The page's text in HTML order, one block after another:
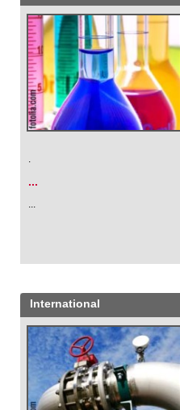
.
...
...
International